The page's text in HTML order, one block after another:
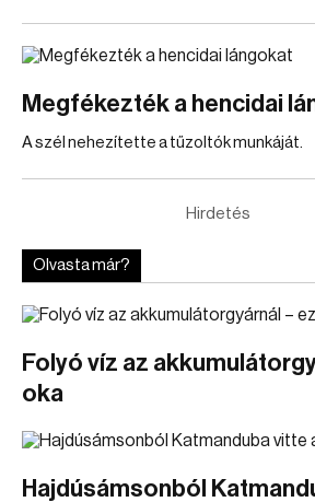
Megfékezték a hencidai
A szél nehezítette a tűzoltók munkáját.
Hirdetés
Olvasta már?
Folyó víz az
oka
Hajdúsámsonból